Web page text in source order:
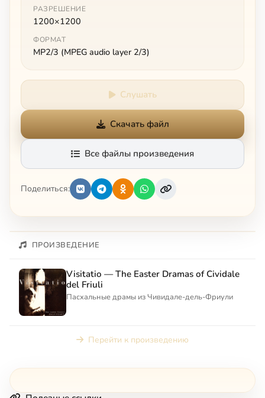
РАЗРЕШЕНИЕ
1200×1200
ФОРМАТ
MP2/3 (MPEG audio layer 2/3)
Слушать
Скачать файл
Все файлы произведения
Поделиться:
ПРОИЗВЕДЕНИЕ
Visitatio — The Easter Dramas of Cividale
del Friuli
Пасхальные драмы из Чивидале-дель-Фриули
Перейти к произведению